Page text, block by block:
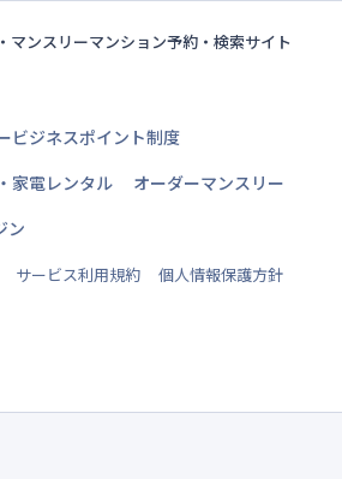
マンスリーマンション予約・検索サイト
ビジネスポイント制度
家電レンタル
オーダーマンスリー
ン
サービス利用規約
個人情報保護方針